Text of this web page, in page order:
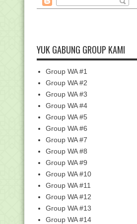
►September(70)
Doa Saat Mengalami
Kesemutan
Cara Berwudlu Anggota
Diperban
Inilah 37 Kepangkatan
Qutub hingga...
KUMPULAN BSE K-13
KELAS 9 SMP/MTs
KUMPULAN BSE K-13
KELAS 9 SMP/MTs
KUMPULAN BSE K-13
KELAS 8 SMP/MTs
KUMPULAN BSE K-13
KUMPULAN BSE K-13
KELAS 7 SMP/MTs
YUK GABUNG GROUP KAMI
Group WA #1
Group WA #2
Group WA #3
Group WA #4
Group WA #5
Group WA #6
Group WA #7
Group WA #8
Group WA #9
Group WA #10
Group WA #11
Group WA #12
Group WA #13
Group WA #14